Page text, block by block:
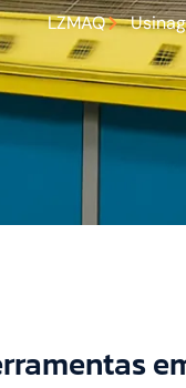
LZMAQ